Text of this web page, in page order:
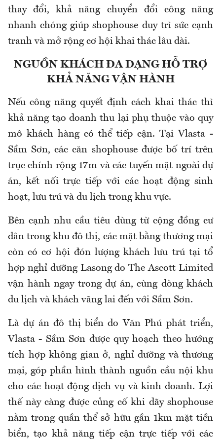
thay đổi, khả năng chuyển đổi công năng
nhanh chóng giúp shophouse duy trì sức cạnh
tranh và mở rộng cơ hội khai thác lâu dài.
NGUỒN KHÁCH ĐA DẠNG HỖ TRỢ
KHẢ NĂNG VẬN HÀNH
Nếu công năng quyết định cách khai thác thì
khả năng tạo doanh thu lại phụ thuộc vào quy
mô khách hàng có thể tiếp cận. Tại Vlasta -
Sầm Sơn, các căn shophouse được bố trí trên
trục chính rộng 17m và các tuyến mặt ngoài dự
án, kết nối trực tiếp với các hoạt động sinh
hoạt, lưu trú và du lịch trong khu vực.
Bên cạnh nhu cầu tiêu dùng từ cộng đồng cư
dân trong khu đô thị, các mặt bằng thương mại
còn có cơ hội đón lượng khách lưu trú tại tổ
hợp nghỉ dưỡng Lasong do The Ascott Limited
vận hành ngay trong dự án, cùng dòng khách
du lịch và khách vãng lai đến với Sầm Sơn.
Là dự án đô thị biển do Văn Phú phát triển,
Vlasta - Sầm Sơn được quy hoạch theo hướng
tích hợp không gian ở, nghỉ dưỡng và thương
mại, góp phần hình thành nguồn cầu nội khu
cho các hoạt động dịch vụ và kinh doanh. Lợi
thế này càng được củng cố khi dãy shophouse
nằm trong quần thể sở hữu gần 1km mặt tiền
biển, tạo khả năng tiếp cận trực tiếp với các